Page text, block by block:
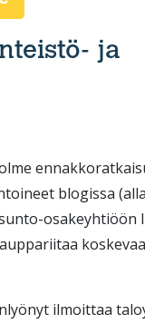
ja
blogissa
osakeyhtiöön
ilmoittaa